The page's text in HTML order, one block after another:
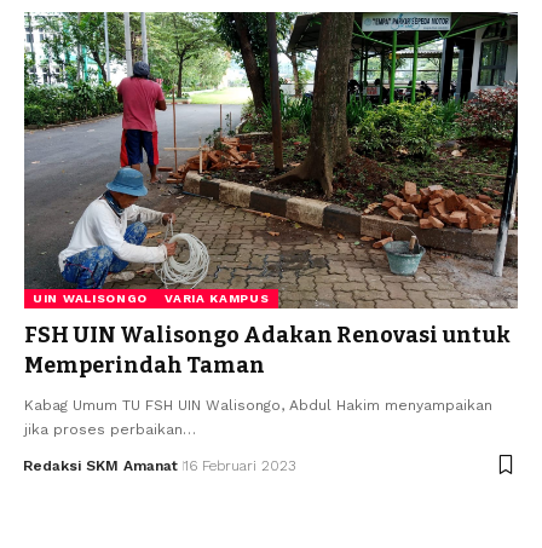
UIN WALISONGO VARIA KAMPUS
FSH UIN Walisongo Adakan Renovasi untuk
Memperindah Taman
Kabag Umum TU FSH UIN Walisongo, Abdul Hakim menyampaikan
jika proses perbaikan…
Redaksi SKM Amanat 16 Februari 2023